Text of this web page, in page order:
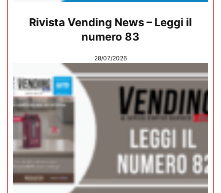
Rivista Vending News – Leggi il
numero 83
28/07/2026